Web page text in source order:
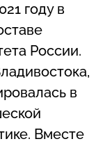
году в
России.
в
Вместе